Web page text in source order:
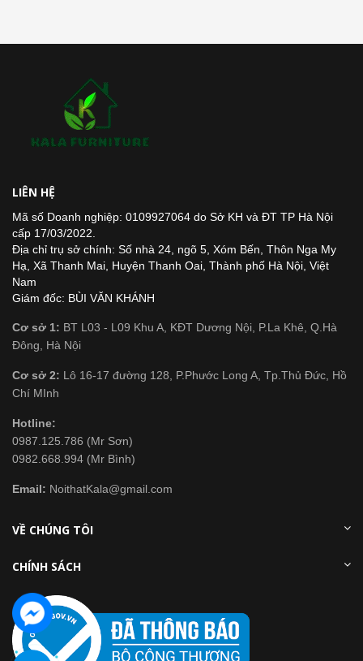
LIÊN HỆ
Mã số Doanh nghiệp: 0109927064 do Sở KH và ĐT TP Hà Nội
cấp 17/03/2022.
Địa chỉ trụ sở chính: Số nhà 24, ngõ 5, Xóm Bến, Thôn Nga My
Hạ, Xã Thanh Mai, Huyện Thanh Oai, Thành phố Hà Nội, Việt
Nam
Giám đốc: BÙI VĂN KHÁNH
Cơ sở 1: BT L03 - L09 Khu A, KĐT Dương Nội, P.La Khê, Q.Hà
Đông, Hà Nội
Cơ sở 2: Lô 16-17 đường 128, P.Phước Long A, Tp.Thủ Đức, Hồ
Chí MInh
Hotline:
0987.125.786 (Mr Sơn)
0982.668.994 (Mr Bình)
Email: NoithatKala@gmail.com
VỀ CHÚNG TÔI
CHÍNH SÁCH